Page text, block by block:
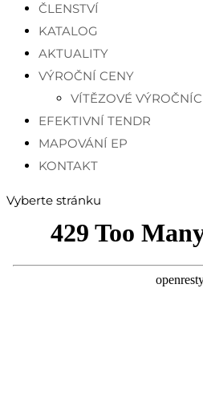
ČLENSTVÍ
KATALOG
AKTUALITY
VÝROČNÍ CENY
VÍTĚZOVÉ
EFEKTIVNÍ TENDR
MAPOVÁNÍ EP
KONTAKT
Vyberte stránku